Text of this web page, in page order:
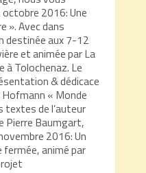
2016: Une
». Avec dans
destinée aux 7-12
et animée par La
à Tolochenaz. Le
& dédicace
« Monde
textes de l’auteur
Pierre Baumgart,
2016: Un
fermée, animé par